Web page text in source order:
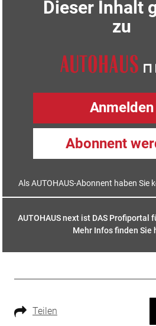
Dieser Inhalt
zu
Anmelden
Abonnent
Als AUTOHAUS-Abonnent haben Sie
AUTOHAUS next ist DAS Profiportal
Mehr Infos finden Sie
Teilen